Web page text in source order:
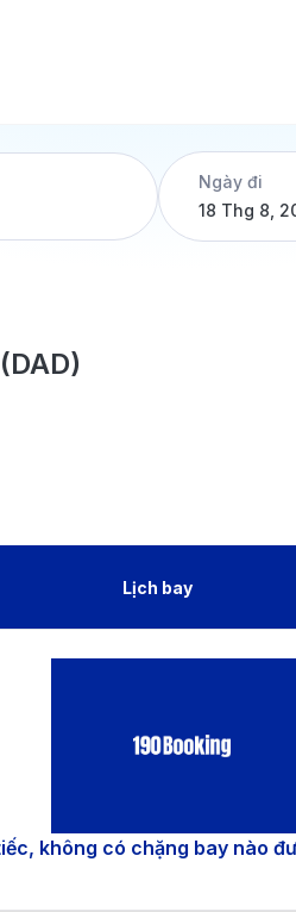
Ngày đi
18 Thg 8,
Lịch bay
không có chặng bay nào